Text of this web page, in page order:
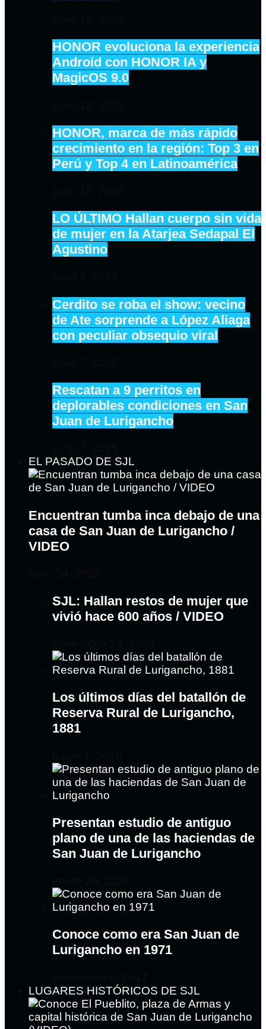
HONOR evoluciona la experiencia
Android con HONOR IA y
MagicOS 9.0
HONOR, marca de más rápido
crecimiento en la región: Top 3 en
Perú y Top 4 en Latinoamérica
LO ÚLTIMO Hallan cuerpo sin vida
de mujer en la Atarjea Sedapal El
Agustino
Cerdito se roba el show: vecino
de Ate sorprende a López Aliaga
con peculiar obsequio viral
Rescatan a 9 perritos en
deplorables condiciones en San
Juan de Lurigancho
EL PASADO DE SJL
Encuentran tumba inca debajo de una
casa de San Juan de Lurigancho /
VIDEO
SJL: Hallan restos de mujer que
vivió hace 600 años / VIDEO
Los últimos días del batallón de
Reserva Rural de Lurigancho,
1881
Presentan estudio de antiguo
plano de una de las haciendas de
San Juan de Lurigancho
Conoce como era San Juan de
Lurigancho en 1971
LUGARES HISTÓRICOS DE SJL